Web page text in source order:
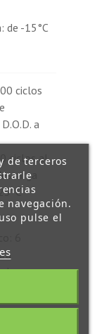
de -15°C
ciclos
a
ciclos al
de
de terceros
navegación.
pulse el